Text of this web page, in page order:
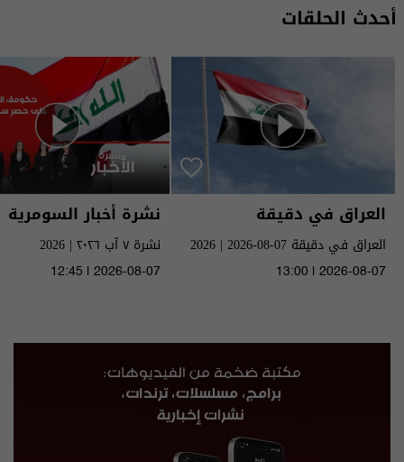
أحدث الحلقات
العراق في دقيقة
العراق في دقيقة 07-08-2026 | 2026
13:00 | 2026-08-07
نشرة أخبار السومرية
نشرة ٧ آب ٢٠٢٦ | 2026
12:45 | 2026-08-07